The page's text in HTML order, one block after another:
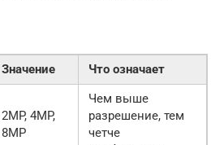
Значение Что означает
2MP, 4MP,
8MP
Чем выше
разрешение, тем
четче